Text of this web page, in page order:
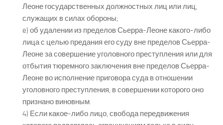
Леоне государственных должностных лиц или лиц,
служащих в силах обороны;
e) об удалении из пределов Сьерра-Леоне какого-либо
лица с целью предания его суду вне пределов Сьерра-
Леоне за совершение уголовного преступления или для
отбытия тюремного заключения вне пределов Сьерра-
Леоне во исполнение приговора суда в отношении
уголовного преступления, в совершении которого оно
признано виновным.
4) Если какое-либо лицо, свобода передвижения